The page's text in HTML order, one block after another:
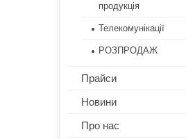
продукція
Телекомунікації
РОЗПРОДАЖ
Прайси
Новини
Про нас